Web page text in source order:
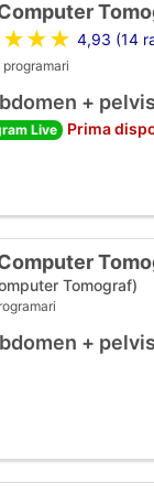
4,93 (14
+
Live
Prima
Tomograf)
+